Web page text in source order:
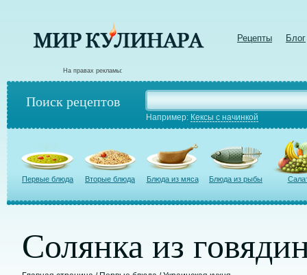
Рецепты Блог
На правах рекламы:
Поиск рецептов
Например: Кексы с начинкой
Первые блюда Вторые блюда Блюда из мяса Блюда из рыбы
Солянка из